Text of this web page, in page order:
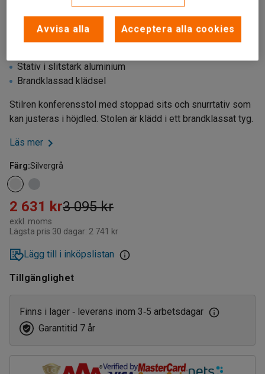
Stativ i slitstark aluminium
Brandklassad klädsel
Stilren konferensstol med stoppad sits och snurrtativ som
kan justeras i höjdled. Stolen är klädd i ett brandklassat tyg.
Läs mer
Färg:Silvergrå
2 631 kr3 095 kr
exkl. moms
Lägsta pris 30 dagar: 2 741 kr
Lägg till i inköpslistan
Tillgänglighet
Finns i lager ‑ leverans inom 3‑5 arbetsdagar
Garantitid 7 år
Avvisa alla Acceptera alla cookies